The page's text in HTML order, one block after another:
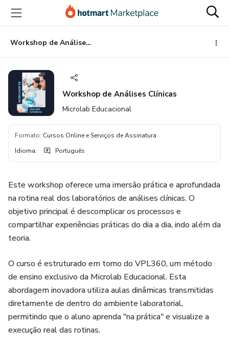
para
conteúdo
principal
para
pagamento
para
rodapé
Workshop de Análises Clínicas
Workshop de Análises Clínicas
Microlab Educacional
Formato: Cursos Online e Serviços de Assinatura
Idioma: Português
Este workshop oferece uma imersão prática e aprofundada
na rotina real dos laboratórios de análises clínicas. O
objetivo principal é descomplicar os processos e
compartilhar experiências práticas do dia a dia, indo além da
teoria.
O curso é estruturado em torno do VPL360, um método
de ensino exclusivo da Microlab Educacional. Esta
abordagem inovadora utiliza aulas dinâmicas transmitidas
diretamente de dentro do ambiente laboratorial,
permitindo que o aluno aprenda "na prática" e visualize a
execução real das rotinas.